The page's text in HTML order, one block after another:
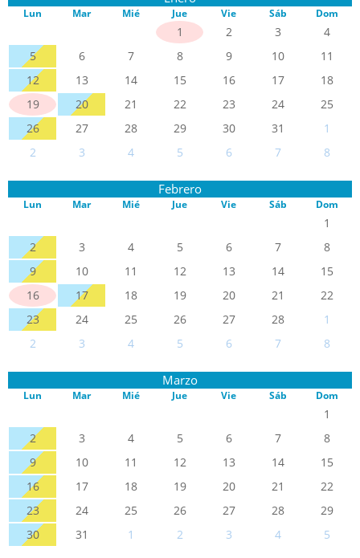
Lun Mar Mié Jue Vie Sáb Dom
1 2 3
4
5
6 7 8 9 10
11
12
13 14 15 16 17
18
19
20 21 22 23 24
25
26
27 28 29 30 31
1
2
3 4 5 6 7 8
Febrero
Lun Mar Mié Jue Vie Sáb Dom
1
2
3 4 5 6 7
8
9
10 11 12 13 14
15
16
17 18 19 20 21
22
23
24 25 26 27 28
1
2
3 4 5 6 7 8
Marzo
Lun Mar Mié Jue Vie Sáb Dom
1
2
3 4 5 6 7
8
9
10 11 12 13 14
15
16
17 18 19 20 21
22
23
24 25 26 27 28
29
30
31 1 2 3 4 5